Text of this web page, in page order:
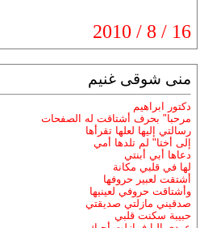
16 / 8 / 2010
منى شوقى غنيم
دكتور ابراهيم
مرحبا" بحرف أشتاقت له الصفحات
رسالتي إليها لعلها تقرأها
إلى أختا" لم تلدها أمي
دعاها أبي أبنتي
لها في قلبي مكانة
أشتقت لعبير حروفها
وأشتاقت حروفي لعينيها
صدقيني مازلتي صديقتي
حبيبة سكنت قلبي